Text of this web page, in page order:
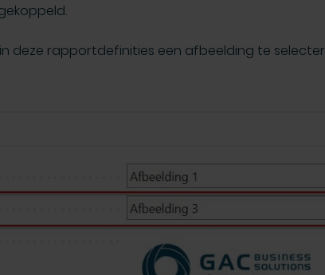
deze rapportdefinities een afbeelding te